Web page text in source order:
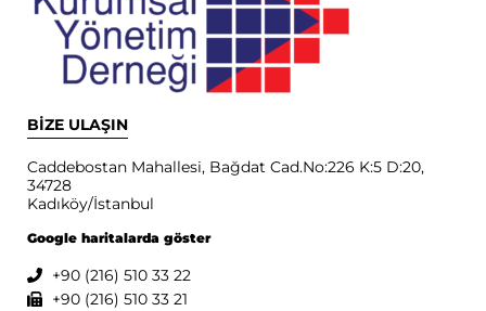
BİZE ULAŞIN
Caddebostan Mahallesi, Bağdat Cad.No:226 K:5 D:20,
34728
Kadıköy/İstanbul
Google haritalarda göster
+90 (216) 510 33 22
+90 (216) 510 33 21